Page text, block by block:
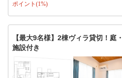
ポイント(1%)
【最大9名様】2棟ヴィラ貸切！庭
施設付き